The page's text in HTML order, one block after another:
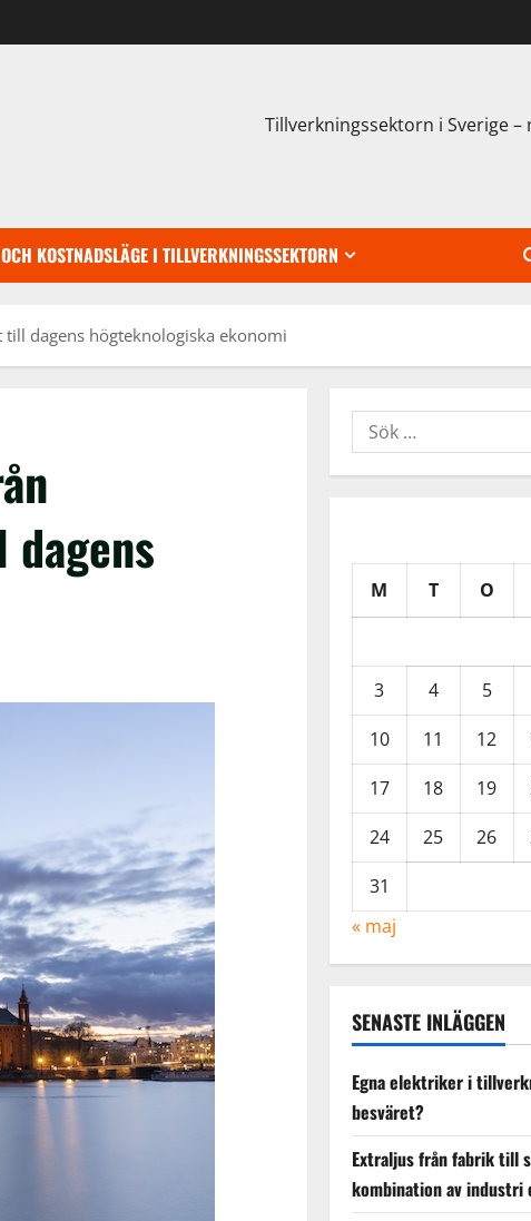
Tillverkningssektorn i Sverige
KOSTNADSLÄGE I TILLVERKNINGSSEKTORN
dagens högteknologiska ekonomi
Sök
efter:
M T O
3
4 5
10
11 12
17
18 19
24
25 26
31
« maj
SENASTE INLÄGGEN
Egna elektriker i
besväret?
Extraljus från fabrik till
kombination av